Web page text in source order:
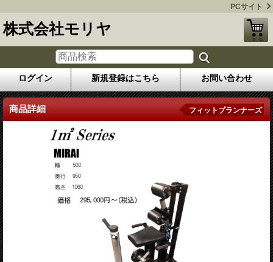
PCサイト
株式会社モリヤ
ログイン 新規登録はこちら お問い合わせ
商品詳細 フィットプランナーズ